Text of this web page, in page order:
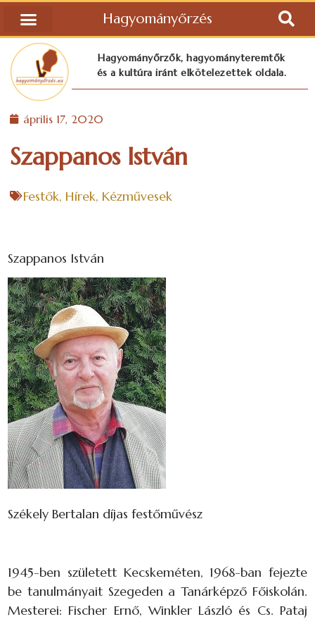
Hagyományőrzés
Hagyományőrzők, hagyományteremtők
és a kultúra iránt elkötelezettek oldala.
április 17, 2020
Szappanos István
Festők,Hírek,Kézművesek
Szappanos István
Székely Bertalan díjas festőművész
1945-ben született Kecskeméten, 1968-ban fejezte
be tanulmányait Szegeden a Tanárképző Főiskolán.
Mesterei: Fischer Ernő, Winkler László és Cs. Pataj